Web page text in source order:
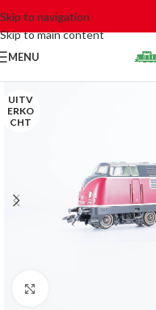
Skip to navigation
Skip to main content
MENU
UITV
ERKO
CHT